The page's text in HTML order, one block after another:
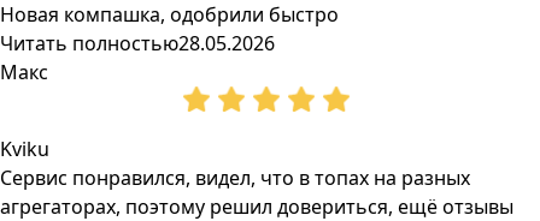
Новая компашка, одобрили быстро
Читать полностью28.05.2026
Макс
Kviku
Сервис понравился, видел, что в топах на разных
агрегаторах, поэтому решил довериться, ещё отзывы